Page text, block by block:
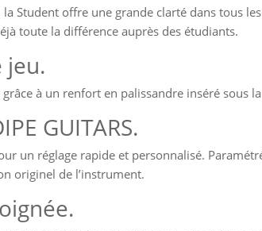
Student offre une grande clarté dans tous
toute la différence auprès des étudiants.
jeu.
à un renfort en palissandre inséré sous
GUITARS.
un réglage rapide et personnalisé.
originel de l’instrument.